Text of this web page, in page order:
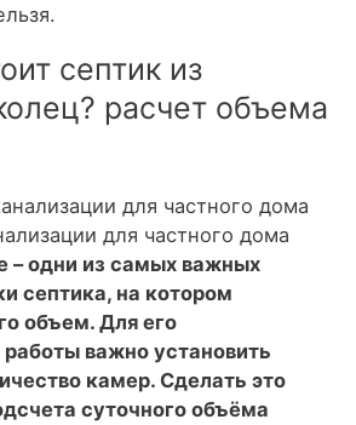
септик из
расчет объема
для частного дома
– одни из самых важных
септика, на котором
объем. Для его
работы важно установить
камер. Сделать это
суточного объёма